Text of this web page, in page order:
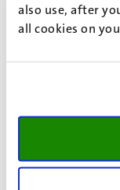
also use, after
all cookies on